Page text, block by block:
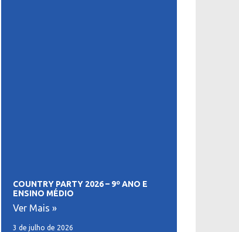
COUNTRY PARTY 2026 – 9º ANO E
ENSINO MÉDIO
Ver Mais »
3 de julho de 2026